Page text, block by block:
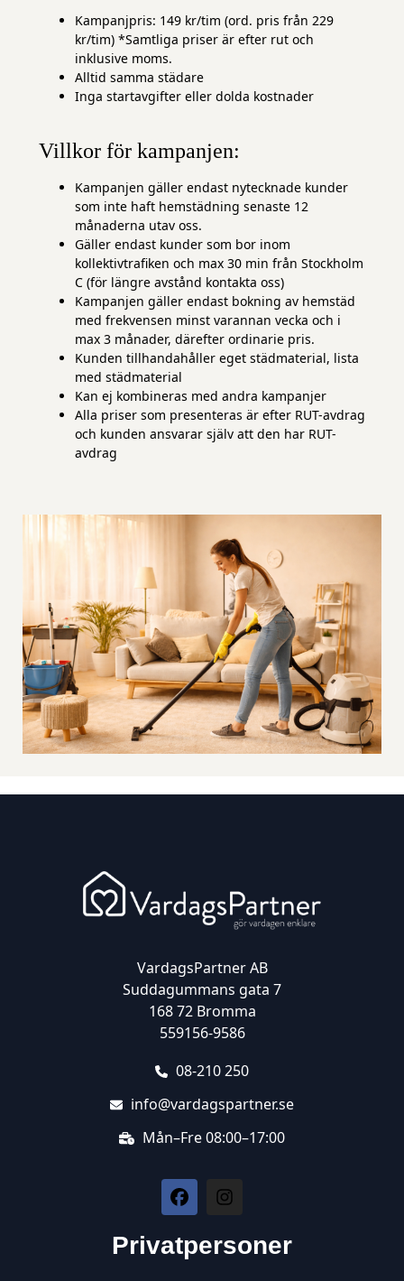
Kampanjpris: 149 kr/tim (ord. pris från 229
kr/tim) *Samtliga priser är efter rut och
inklusive moms.
Alltid samma städare
Inga startavgifter eller dolda kostnader
Villkor för kampanjen:
Kampanjen gäller endast nytecknade kunder
som inte haft hemstädning senaste 12
månaderna utav oss.
Gäller endast kunder som bor inom
kollektivtrafiken och max 30 min från Stockholm
C (för längre avstånd kontakta oss)
Kampanjen gäller endast bokning av hemstäd
med frekvensen minst varannan vecka och i
max 3 månader, därefter ordinarie pris.
Kunden tillhandahåller eget städmaterial, lista
med städmaterial
Kan ej kombineras med andra kampanjer
Alla priser som presenteras är efter RUT-avdrag
och kunden ansvarar själv att den har RUT-
avdrag
VardagsPartner AB
Suddagummans gata 7
168 72 Bromma
559156-9586
08-210 250
info@vardagspartner.se
Mån–Fre 08:00–17:00
Privatpersoner